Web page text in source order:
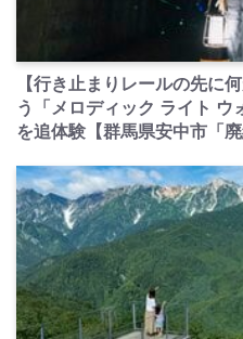
【行き止まりレールの先に
う「メロディック ライト ウ
を追体験【群馬県安中市「廃